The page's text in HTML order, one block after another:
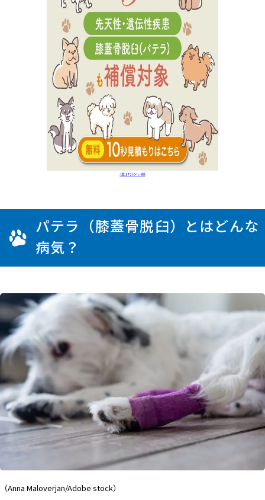
パテラ（膝蓋骨脱臼）とはどんな
病気？
（Anna Maloverjan/Adobe stock）